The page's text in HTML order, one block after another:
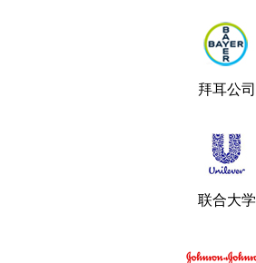
拜耳公司
联合大学